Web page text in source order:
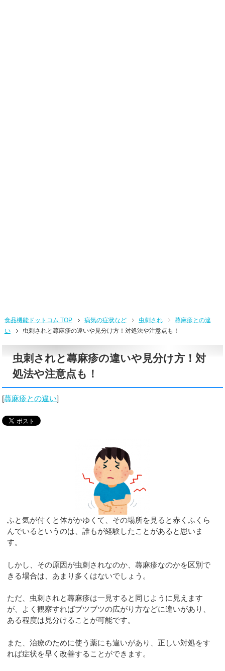
食品機能ドットコム TOP 病気の症状など 虫刺され
蕁麻疹との違
い
虫刺されと蕁麻疹の違いや見分け方！対処法や注意点も！
虫刺されと蕁麻疹の違いや見分け方！対
処法や注意点も！
[蕁麻疹との違い]
ふと気が付くと体がかゆくて、その場所を見ると赤くふくら
んでいるというのは、誰もが経験したことがあると思いま
す。
しかし、その原因が虫刺されなのか、蕁麻疹なのかを区別で
きる場合は、あまり多くはないでしょう。
ただ、虫刺されと蕁麻疹は一見すると同じように見えます
が、よく観察すればブツブツの広がり方などに違いがあり、
ある程度は見分けることが可能です。
また、治療のために使う薬にも違いがあり、正しい対処をす
れば症状を早く改善することができます。